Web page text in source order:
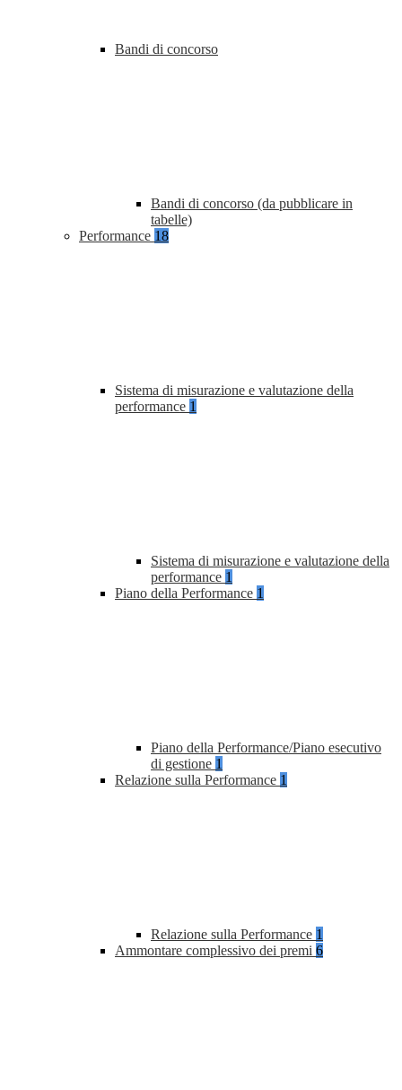
Bandi di concorso
Bandi di concorso (da pubblicare in
tabelle)
Performance 18
Sistema di misurazione e valutazione della
performance 1
Sistema di misurazione e valutazione della
performance 1
Piano della Performance 1
Piano della Performance/Piano esecutivo
di gestione 1
Relazione sulla Performance 1
Relazione sulla Performance 1
Ammontare complessivo dei premi 6